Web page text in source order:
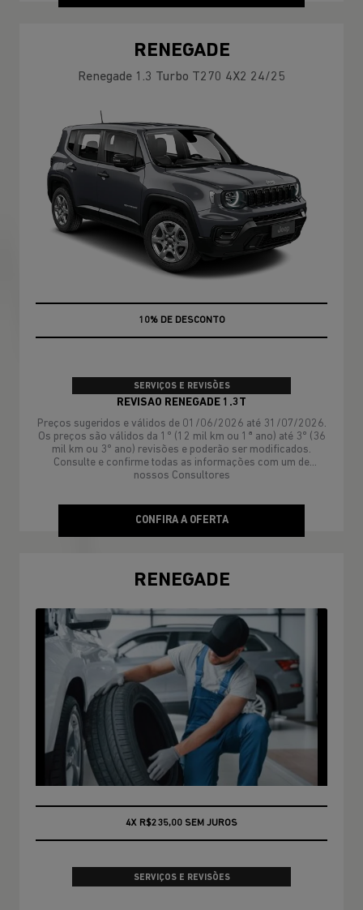
RENEGADE
Renegade 1.3 Turbo T270 4X2 24/25
MÃO DE OBRA
SERVIÇOS E REVISÕES
REVISAO RENEGADE 1.3T
Preços sugeridos e válidos de 01/06/2026 até 31/07/2026.
Os preços são válidos da 1º (12 mil km ou 1ª ano) até 3º (36
mil km ou 3º ano) revisões e poderão ser modificados.
Consulte e confirme todas as informações com um de
nossos Consultores
CONFIRA A OFERTA
RENEGADE
CONSULTE CONDIÇÕES
SERVIÇOS E REVISÕES